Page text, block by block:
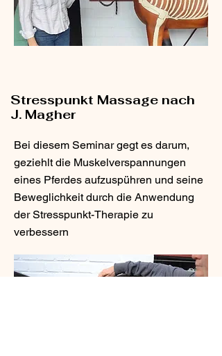
Stresspunkt Massage nach
J. Magher
Bei diesem Seminar gegt es darum,
geziehlt die Muskelverspannungen
eines Pferdes aufzuspühren und seine
Beweglichkeit durch die Anwendung
der Stresspunkt-Therapie zu
verbessern